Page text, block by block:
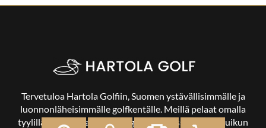
Tervetuloa Hartola Golfiin, Suomen ystävällisimmälle ja
luonnonläheisimmälle golfkentälle. Meillä pelaat omalla
tyylilläsi ja tasollasi – ja bongaat halutessasi vaikka uikun